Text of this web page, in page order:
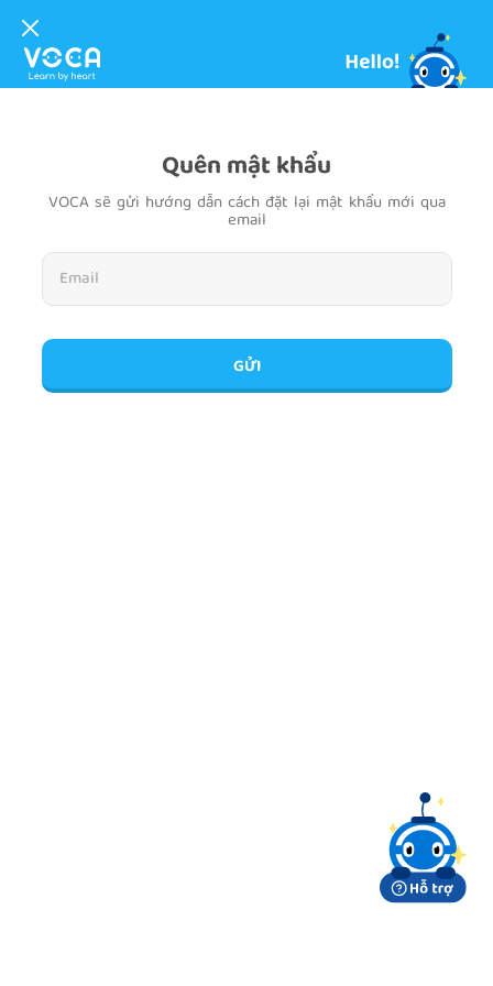
Quên mật khẩu
VOCA sẽ gửi hướng dẫn cách đặt lại mật khẩu mới qua
email
GỬI